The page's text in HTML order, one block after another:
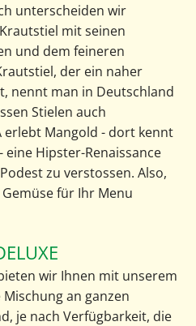
unterscheiden wir
mit seinen
und dem feineren
der ein naher
nennt man in Deutschland
Stielen auch
erlebt Mangold - dort kennt
eine Hipster-Renaissance
zu verstossen. Also,
für Ihr Menu
wir Ihnen mit unserem
an ganzen
je nach Verfügbarkeit, die